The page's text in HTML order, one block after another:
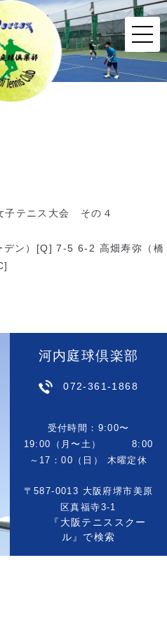
テニス大会 その４
デン）[Q] 7-5 6-2 高畑寿弥（橋
河内庭球倶楽部
072-361-1868
受付時間：9:00〜
19:00（月〜土） 8:00
～17：00（日） 木曜定休
〒587-0013 大阪府堺市美原
区真福寺3-1
『大阪テニススクー
ル』で検索